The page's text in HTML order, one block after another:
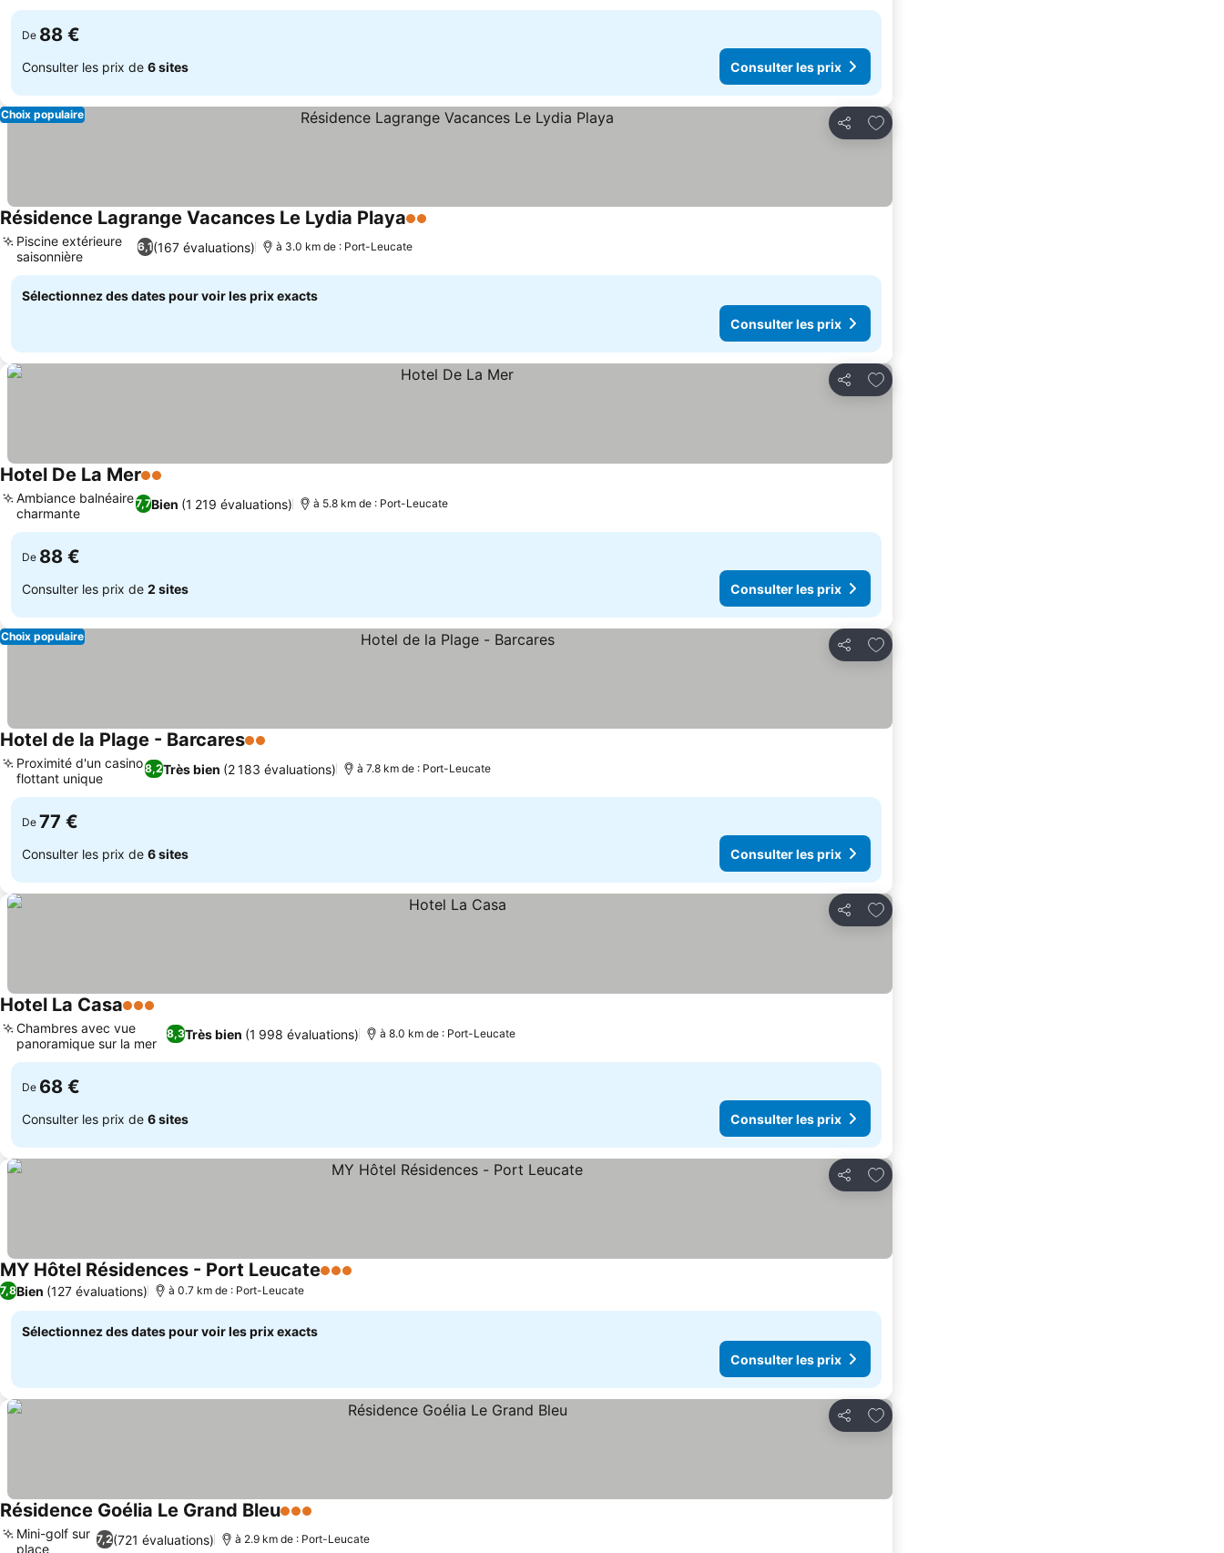
De 88 €
Consulter les prix de 6 sites Consulter les prix
Partager
Ajouter à mes favoris
Choix populaire
Résidence Lagrange Vacances Le Lydia Playa2 Étoiles
6,1(167 évaluations)
Piscine extérieure
saisonnière
à 3.0 km de : Port-Leucate
Sélectionnez des dates pour voir les prix exacts
Consulter les prix
Partager
Ajouter à mes favoris
Hotel De La Mer2 Étoiles
7,7Bien (1 219 évaluations)
Ambiance balnéaire
charmante
à 5.8 km de : Port-Leucate
De 88 €
Consulter les prix de 2 sites Consulter les prix
Partager
Ajouter à mes favoris
Choix populaire
Hotel de la Plage - Barcares2 Étoiles
8,2Très bien (2 183 évaluations)
Proximité d'un casino
flottant unique
à 7.8 km de : Port-Leucate
De 77 €
Consulter les prix de 6 sites Consulter les prix
Partager
Ajouter à mes favoris
Hotel La Casa3 Étoiles
8,3Très bien (1 998 évaluations)
Chambres avec vue
panoramique sur la mer
à 8.0 km de : Port-Leucate
De 68 €
Consulter les prix de 6 sites Consulter les prix
Partager
Ajouter à mes favoris
MY Hôtel Résidences - Port Leucate3 Étoiles
7,8Bien (127 évaluations) à 0.7 km de : Port-Leucate
Sélectionnez des dates pour voir les prix exacts
Consulter les prix
Partager
Ajouter à mes favoris
Résidence Goélia Le Grand Bleu3 Étoiles
7,2(721 évaluations)
Mini-golf sur
place
à 2.9 km de : Port-Leucate